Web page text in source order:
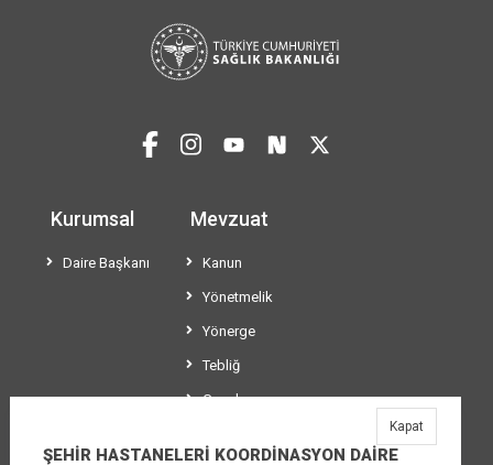
Kurumsal
Daire Başkanı
Mevzuat
Kanun
Yönetmelik
Yönerge
Tebliğ
Genelge
ŞEHİR HASTANELERİ KOORDİNASYON DAİRE
Kapat